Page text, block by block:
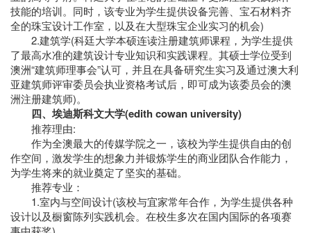
技能的培训。同时，该专业为学生提供设备完善、宝石材料齐
全的珠宝设计工作室，以及在大型珠宝企业实习的机会)
2.建筑学(科廷大学本硕连读注册建筑师课程，为学生提供
了最高水准的建筑设计专业知识和实践课程。其硕士学位受到
澳洲“建筑师理事会”认可，并且在具备研究生实习及通过澳大利
亚建筑师评审委员会执业资格考试后，即可成为该委员会的澳
洲注册建筑师)。
四、埃迪斯科文大学(edith cowan university)
推荐理由:
作为全澳最大的传媒学院之一，该校为学生提供自由的创
作空间，激发学生的想象力并锻炼学生的商业团队合作能力，
为学生将来的就业奠定了坚实的基础。
推荐专业：
1.室内与空间设计(该校与宜家常年合作，为学生提供各种
设计以及橱窗陈列实践机会。在校生多次在国内国际的各项赛